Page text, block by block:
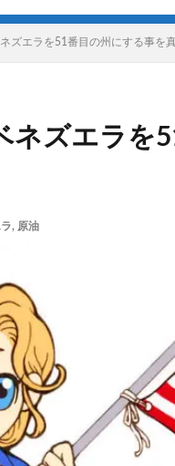
ズエラを51番目の州にする事を
ネズエラを
, 原油